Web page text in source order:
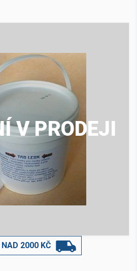
V PRODEJI
2000 KČ